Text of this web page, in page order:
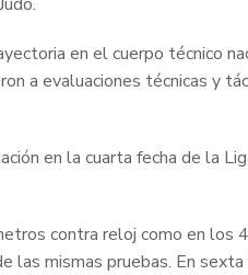
en el cuerpo técnico
a evaluaciones técnicas y
en la cuarta fecha de la
contra reloj como en los
mismas pruebas. En